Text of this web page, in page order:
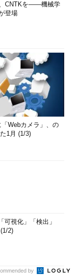
CNTKを――機械学
登場
「Webカメラ」、の
1月 (1/3)
可視化」「検出」
2)
by